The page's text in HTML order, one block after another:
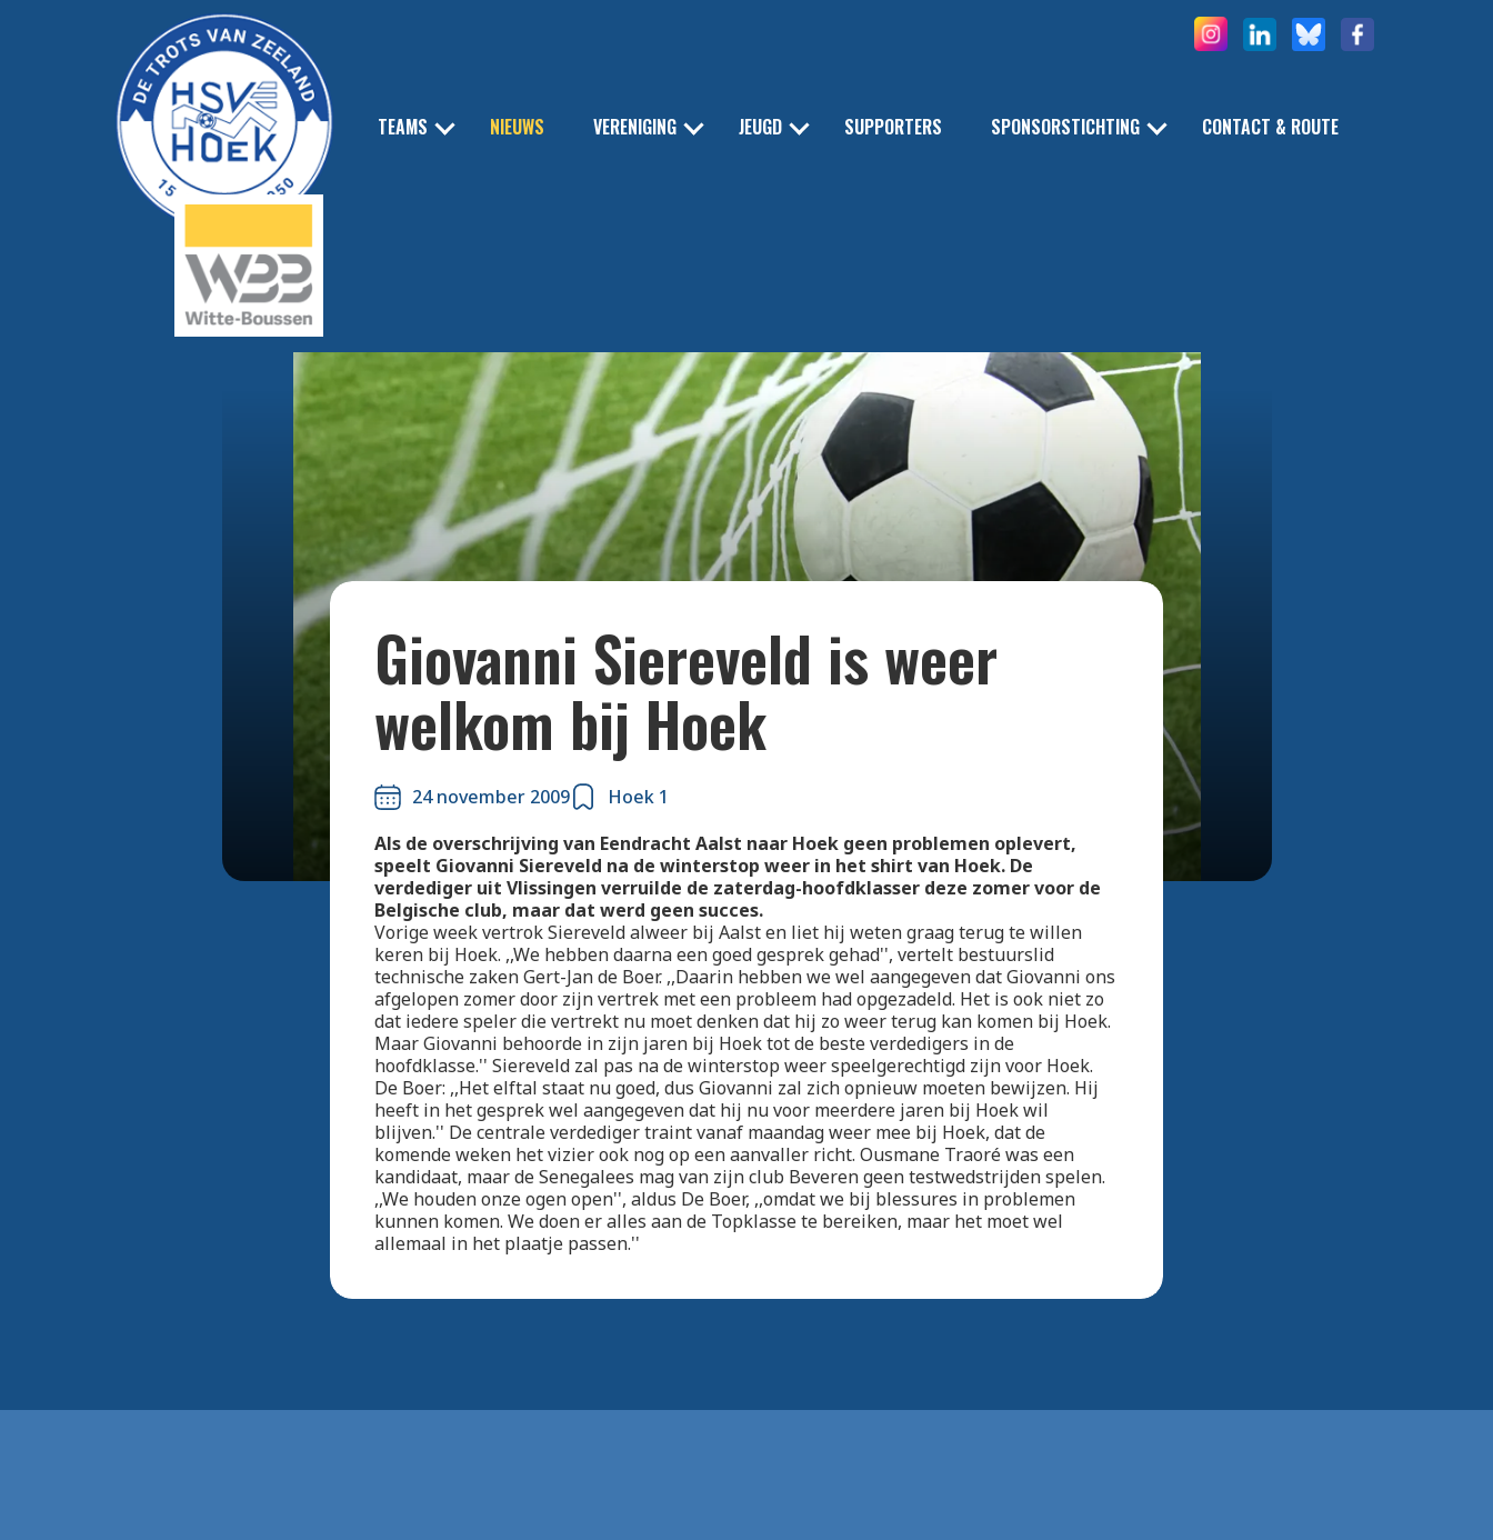
TEAMS NIEUWS VERENIGING JEUGD SUPPORTERS SPONSORSTICHTING CONTACT & ROUTE
Bekijk alle foto's
Giovanni Siereveld is weer
welkom bij Hoek
24 november 2009
Hoek 1
Als de overschrijving van Eendracht Aalst naar Hoek geen problemen oplevert,
speelt Giovanni Siereveld na de winterstop weer in het shirt van Hoek. De
verdediger uit Vlissingen verruilde de zaterdag-hoofdklasser deze zomer voor de
Belgische club, maar dat werd geen succes.
Vorige week vertrok Siereveld alweer bij Aalst en liet hij weten graag terug te willen
keren bij Hoek. ,,We hebben daarna een goed gesprek gehad'', vertelt bestuurslid
technische zaken Gert-Jan de Boer. ,,Daarin hebben we wel aangegeven dat Giovanni ons
afgelopen zomer door zijn vertrek met een probleem had opgezadeld. Het is ook niet zo
dat iedere speler die vertrekt nu moet denken dat hij zo weer terug kan komen bij Hoek.
Maar Giovanni behoorde in zijn jaren bij Hoek tot de beste verdedigers in de
hoofdklasse.'' Siereveld zal pas na de winterstop weer speelgerechtigd zijn voor Hoek.
De Boer: ,,Het elftal staat nu goed, dus Giovanni zal zich opnieuw moeten bewijzen. Hij
heeft in het gesprek wel aangegeven dat hij nu voor meerdere jaren bij Hoek wil
blijven.'' De centrale verdediger traint vanaf maandag weer mee bij Hoek, dat de
komende weken het vizier ook nog op een aanvaller richt. Ousmane Traoré was een
kandidaat, maar de Senegalees mag van zijn club Beveren geen testwedstrijden spelen.
,,We houden onze ogen open'', aldus De Boer, ,,omdat we bij blessures in problemen
kunnen komen. We doen er alles aan de Topklasse te bereiken, maar het moet wel
allemaal in het plaatje passen.''